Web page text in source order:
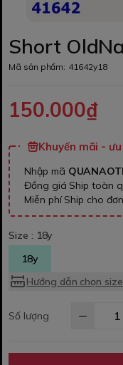
Short
Mã sản phẩm: 41642y18
150.000₫
Khuyến mãi -
Nhập mã
Đồng giá Ship toàn
Miễn phí Ship cho
Size : 18y
18y
Hướng dẫn chọn size
Số lượng